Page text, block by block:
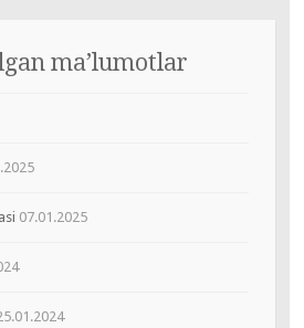
ma’lumotlar
07.01.2025